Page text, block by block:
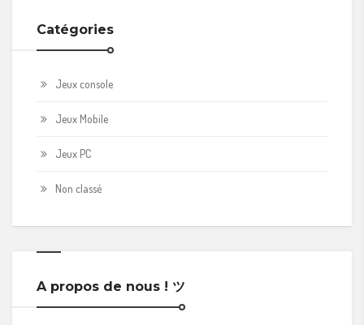
Catégories
Jeux console
Jeux Mobile
Jeux PC
Non classé
A propos de nous ! ツ